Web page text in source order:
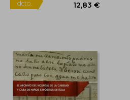
26,00 €
24,70 €
5%
dcto.